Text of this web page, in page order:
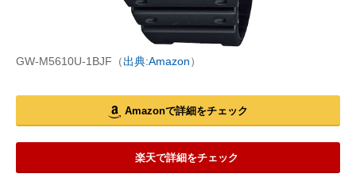
GW-M5610U-1BJF（出典:Amazon）
Amazonで詳細をチェック
楽天で詳細をチェック